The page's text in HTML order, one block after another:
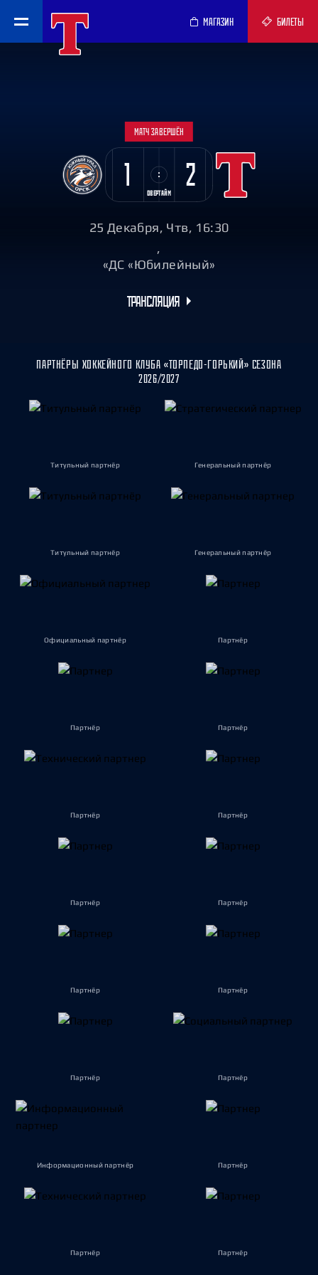
МАГАЗИН БИЛЕТЫ
МАТЧ ЗАВЕРШЁН
1 2
ОВЕРТАЙМ
25 Декабря, Чтв, 16:30
,
«ДС «Юбилейный»
ТРАНСЛЯЦИЯ
ПАРТНЁРЫ ХОККЕЙНОГО КЛУБА «ТОРПЕДО-ГОРЬКИЙ» СЕЗОНА
2026/2027
Титульный партнёр Генеральный партнёр
Титульный партнёр Генеральный партнёр
Официальный партнёр Партнёр
Партнёр Партнёр
Партнёр Партнёр
Партнёр Партнёр
Партнёр Партнёр
Партнёр Партнёр
Информационный партнёр Партнёр
Партнёр Партнёр